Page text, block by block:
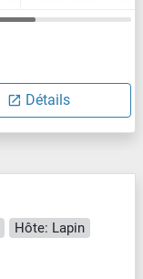
Détails
Hôte: Lapin